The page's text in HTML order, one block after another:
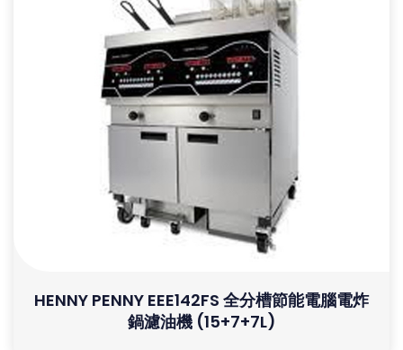
HENNY PENNY EEE142FS 全分槽節能電腦電炸
鍋濾油機 (15+7+7L)